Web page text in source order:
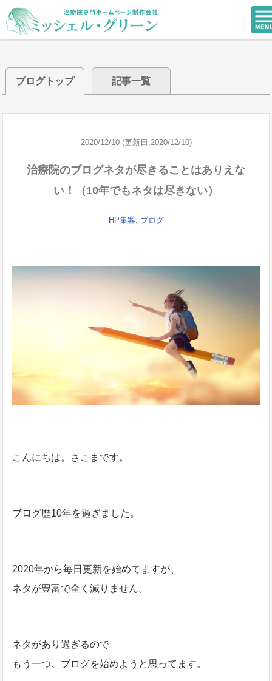
ブログトップ 記事一覧
2020/12/10 (更新日:2020/12/10)
治療院のブログネタが尽きることはありえな
い！（10年でもネタは尽きない）
HP集客, ブログ
こんにちは。さこまです。
ブログ歴10年を過ぎました。
2020年から毎日更新を始めてますが、
ネタが豊富で全く減りません。
ネタがあり過ぎるので
もう一つ、ブログを始めようと思ってます。